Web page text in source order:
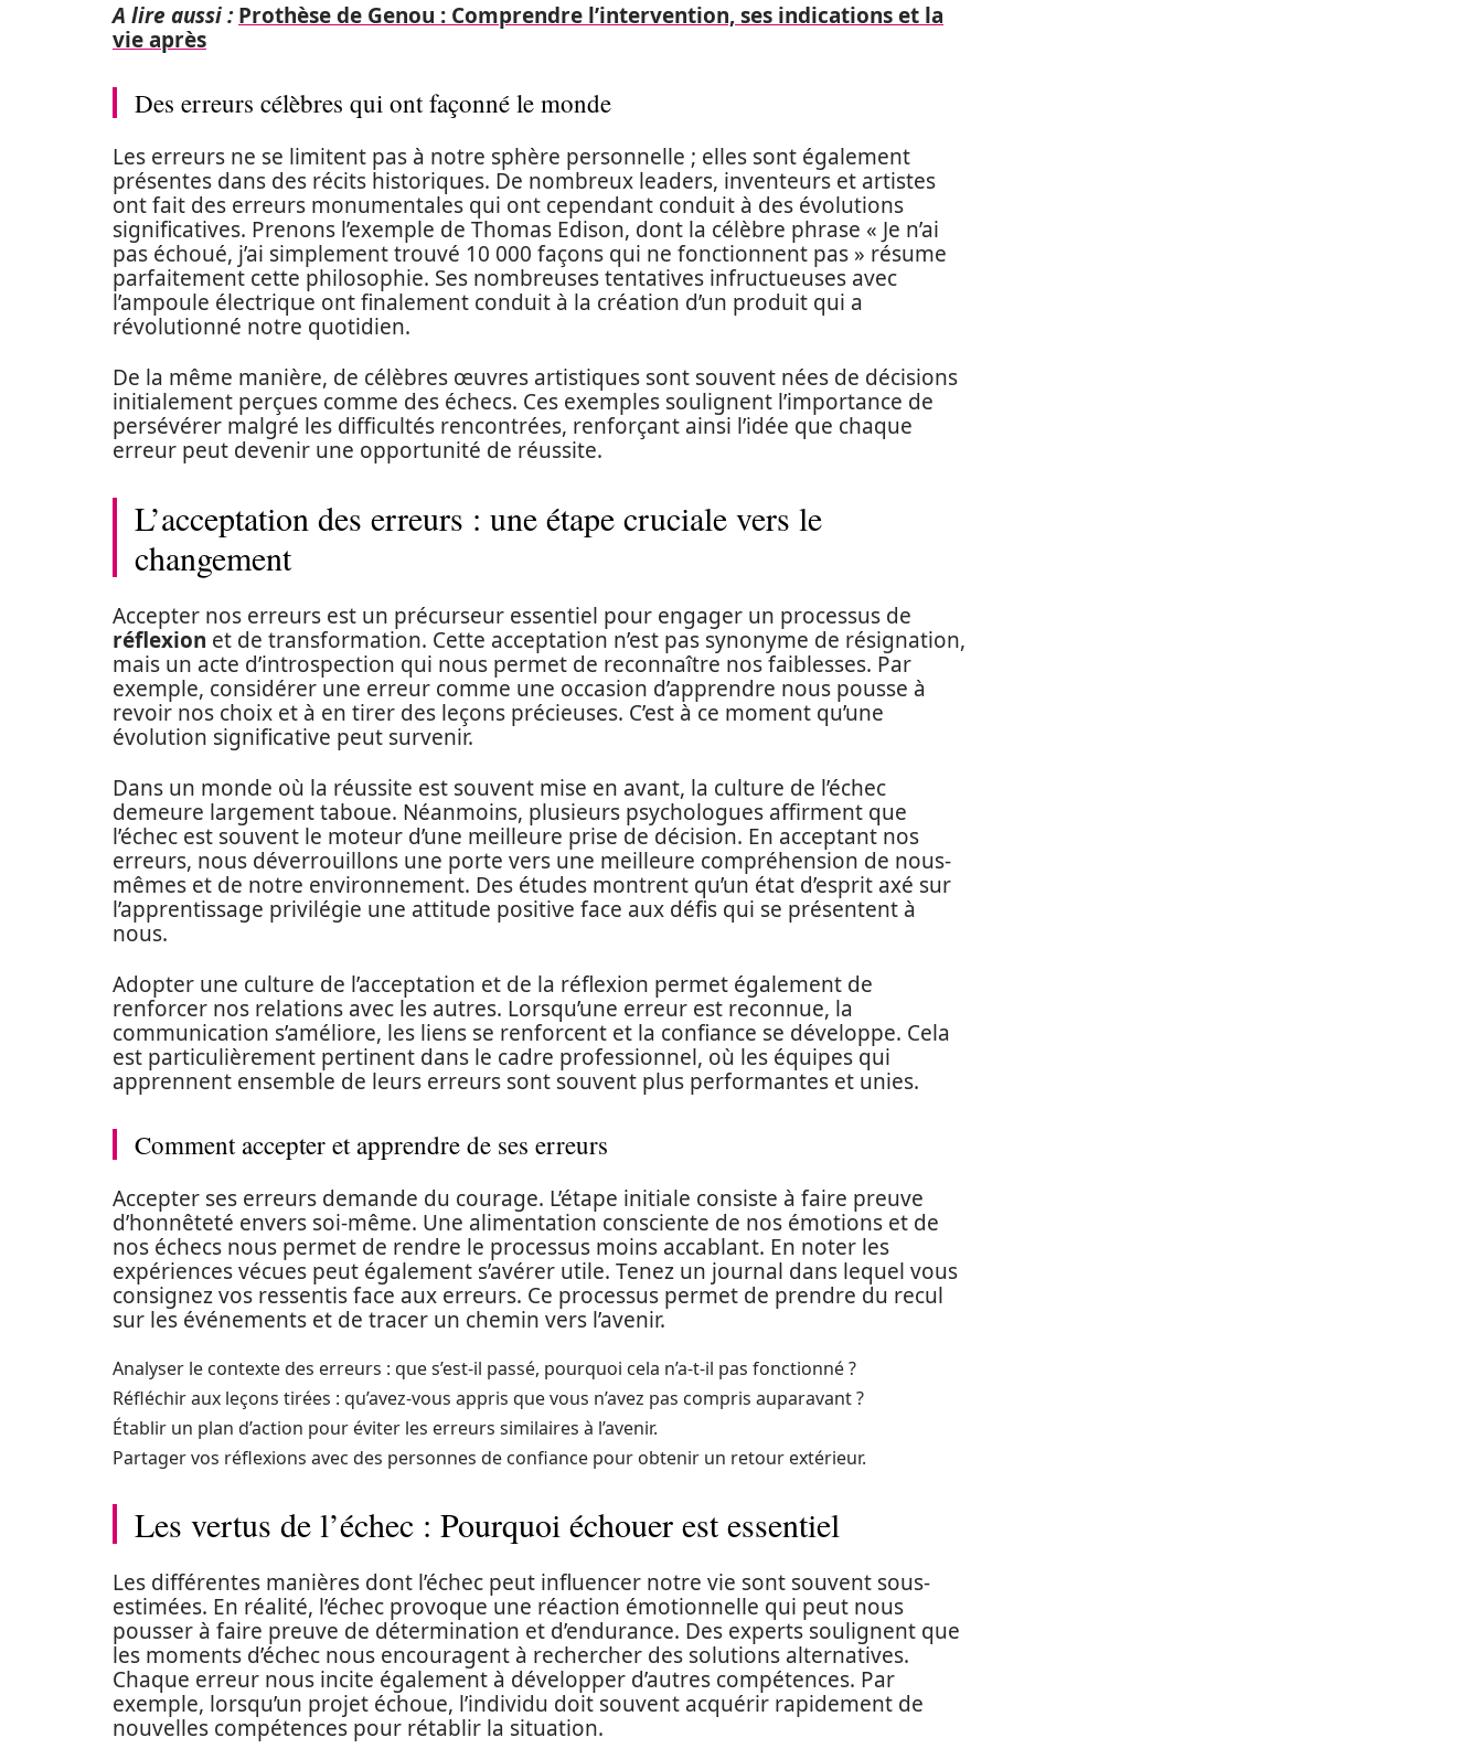
A lire aussi : Prothèse de Genou : Comprendre l’intervention, ses indications et la
vie après
Des erreurs célèbres qui ont façonné le monde
Les erreurs ne se limitent pas à notre sphère personnelle ; elles sont également
présentes dans des récits historiques. De nombreux leaders, inventeurs et artistes
ont fait des erreurs monumentales qui ont cependant conduit à des évolutions
significatives. Prenons l’exemple de Thomas Edison, dont la célèbre phrase « Je n’ai
pas échoué, j’ai simplement trouvé 10 000 façons qui ne fonctionnent pas » résume
parfaitement cette philosophie. Ses nombreuses tentatives infructueuses avec
l’ampoule électrique ont finalement conduit à la création d’un produit qui a
révolutionné notre quotidien.
De la même manière, de célèbres œuvres artistiques sont souvent nées de décisions
initialement perçues comme des échecs. Ces exemples soulignent l’importance de
persévérer malgré les difficultés rencontrées, renforçant ainsi l’idée que chaque
erreur peut devenir une opportunité de réussite.
L’acceptation des erreurs : une étape cruciale vers le
changement
Accepter nos erreurs est un précurseur essentiel pour engager un processus de
réflexion et de transformation. Cette acceptation n’est pas synonyme de résignation,
mais un acte d’introspection qui nous permet de reconnaître nos faiblesses. Par
exemple, considérer une erreur comme une occasion d’apprendre nous pousse à
revoir nos choix et à en tirer des leçons précieuses. C’est à ce moment qu’une
évolution significative peut survenir.
Dans un monde où la réussite est souvent mise en avant, la culture de l’échec
demeure largement taboue. Néanmoins, plusieurs psychologues affirment que
l’échec est souvent le moteur d’une meilleure prise de décision. En acceptant nos
erreurs, nous déverrouillons une porte vers une meilleure compréhension de nous-
mêmes et de notre environnement. Des études montrent qu’un état d’esprit axé sur
l’apprentissage privilégie une attitude positive face aux défis qui se présentent à
nous.
Adopter une culture de l’acceptation et de la réflexion permet également de
renforcer nos relations avec les autres. Lorsqu’une erreur est reconnue, la
communication s’améliore, les liens se renforcent et la confiance se développe. Cela
est particulièrement pertinent dans le cadre professionnel, où les équipes qui
apprennent ensemble de leurs erreurs sont souvent plus performantes et unies.
Comment accepter et apprendre de ses erreurs
Accepter ses erreurs demande du courage. L’étape initiale consiste à faire preuve
d’honnêteté envers soi-même. Une alimentation consciente de nos émotions et de
nos échecs nous permet de rendre le processus moins accablant. En noter les
expériences vécues peut également s’avérer utile. Tenez un journal dans lequel vous
consignez vos ressentis face aux erreurs. Ce processus permet de prendre du recul
sur les événements et de tracer un chemin vers l’avenir.
Analyser le contexte des erreurs : que s’est-il passé, pourquoi cela n’a-t-il pas fonctionné ?
Réfléchir aux leçons tirées : qu’avez-vous appris que vous n’avez pas compris auparavant ?
Établir un plan d’action pour éviter les erreurs similaires à l’avenir.
Partager vos réflexions avec des personnes de confiance pour obtenir un retour extérieur.
Les vertus de l’échec : Pourquoi échouer est essentiel
Les différentes manières dont l’échec peut influencer notre vie sont souvent sous-
estimées. En réalité, l’échec provoque une réaction émotionnelle qui peut nous
pousser à faire preuve de détermination et d’endurance. Des experts soulignent que
les moments d’échec nous encouragent à rechercher des solutions alternatives.
Chaque erreur nous incite également à développer d’autres compétences. Par
exemple, lorsqu’un projet échoue, l’individu doit souvent acquérir rapidement de
nouvelles compétences pour rétablir la situation.